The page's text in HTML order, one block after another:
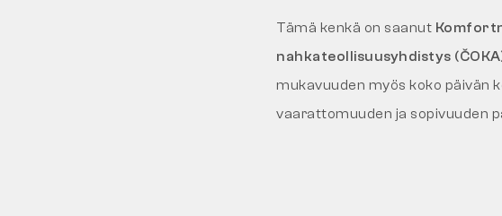
Tämä kenkä on saanut
nahkateollisuusyhdistys
mukavuuden myös koko päivän
vaarattomuuden ja sopivuuden